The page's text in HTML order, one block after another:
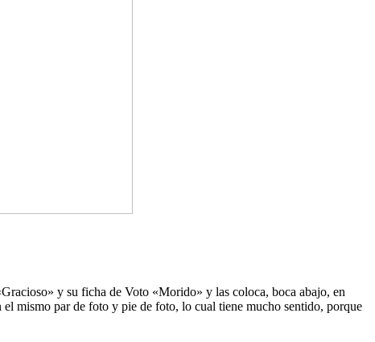
y su ficha de Voto «Morido» y las coloca, boca abajo, en
mismo par de foto y pie de foto, lo cual tiene mucho sentido, porque